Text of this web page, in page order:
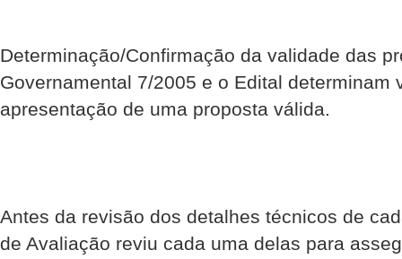
Determinação/Confirmação da validade das
Governamental 7/2005 e o Edital determinam
apresentação de uma proposta válida.
Antes da revisão dos detalhes técnicos de
de Avaliação reviu cada uma delas para